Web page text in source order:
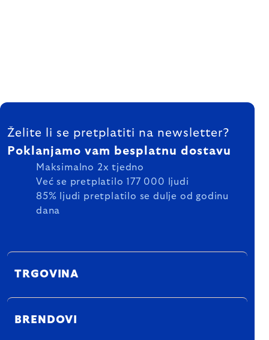
FOOTER
Želite li se pretplatiti na newsletter?
Poklanjamo vam besplatnu dostavu
Maksimalno 2x tjedno
Već se pretplatilo 177 000 ljudi
85% ljudi pretplatilo se dulje od godinu
dana
TRGOVINA
BRENDOVI